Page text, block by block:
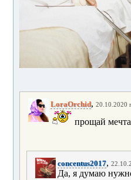
LoraOrchid, 20.10.2020
прощай
concentus2017,
Да, я думаю